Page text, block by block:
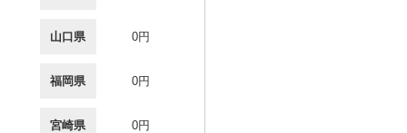
山口県 0円
福岡県 0円
宮崎県 0円